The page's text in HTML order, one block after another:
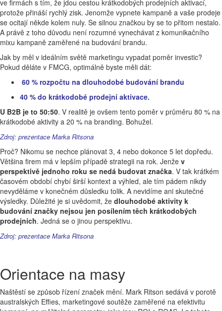
ve firmách s tím, že jdou cestou krátkodobých prodejních aktivací,
protože přináší rychlý zisk. Jenomže vypnete kampaně a vaše prodeje
se ocitají někde kolem nuly. Se silnou značkou by se to přitom nestalo.
A právě z toho důvodu není rozumné vynechávat z komunikačního
mixu kampaně zaměřené na budování brandu.
Jak by měl v ideálním světě marketingu vypadat poměr investic?
Pokud děláte v FMCG, optimálně byste měli dát:
60 % rozpočtu na dlouhodobé budování brandu
40 % do krátkodobé prodejní aktivace.
U B2B je to 50:50. V realitě je ovšem tento poměr v průměru 80 % na
krátkodobé aktivity a 20 % na branding. Bohužel.
Zdroj: prezentace Marka Ritsona
Proč? Nikomu se nechce plánovat 3, 4 nebo dokonce 5 let dopředu.
Většina firem má v lepším případě strategii na rok. Jenže v
perspektivě jednoho roku se nedá budovat značka. V tak krátkém
časovém období chybí širší kontext a výhled, ale tím pádem nikdy
nevyděláme v konečném důsledku tolik. A nevidíme ani skutečné
výsledky. Důležité je si uvědomit, že dlouhodobé aktivity k
budování značky nejsou jen posílením těch krátkodobých
prodejních. Jedná se o jinou perspektivu.
Zdroj: prezentace Marka Ritsona
Orientace na masy
Naštěstí se způsob řízení značek mění. Mark Ritson sedává v porotě
australských Effies, marketingové soutěže zaměřené na efektivitu